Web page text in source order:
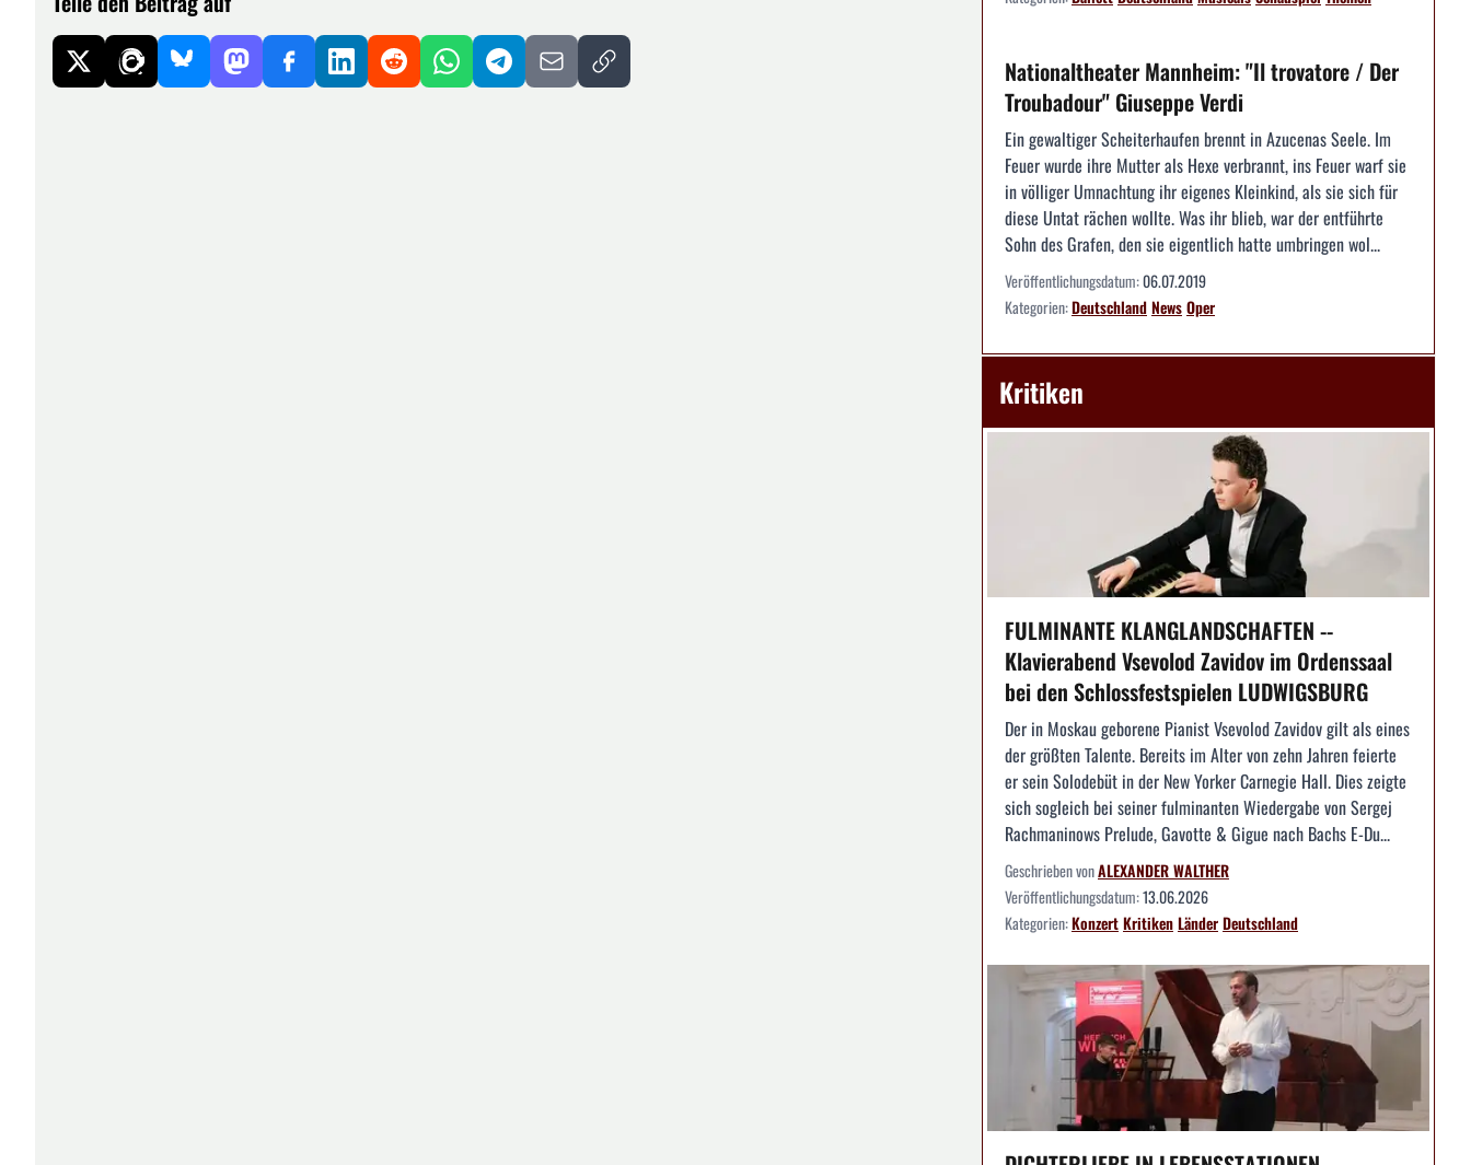
Nationaltheater Mannheim: "Il trovatore / Der
Troubadour" Giuseppe Verdi
Ein gewaltiger Scheiterhaufen brennt in Azucenas Seele. Im
Feuer wurde ihre Mutter als Hexe verbrannt, ins Feuer warf sie
in völliger Umnachtung ihr eigenes Kleinkind, als sie sich für
diese Untat rächen wollte. Was ihr blieb, war der entführte
Sohn des Grafen, den sie eigentlich hatte umbringen wol...
Veröffentlichungsdatum:06.07.2019
Kategorien:DeutschlandNewsOper
Kritiken
FULMINANTE KLANGLANDSCHAFTEN --
Klavierabend Vsevolod Zavidov im Ordenssaal
bei den Schlossfestspielen LUDWIGSBURG
Der in Moskau geborene Pianist Vsevolod Zavidov gilt als eines
der größten Talente. Bereits im Alter von zehn Jahren feierte
er sein Solodebüt in der New Yorker Carnegie Hall. Dies zeigte
sich sogleich bei seiner fulminanten Wiedergabe von Sergej
Rachmaninows Prelude, Gavotte & Gigue nach Bachs E-Du...
Geschrieben vonALEXANDER WALTHER
Veröffentlichungsdatum:13.06.2026
Kategorien:KonzertKritikenLänderDeutschland